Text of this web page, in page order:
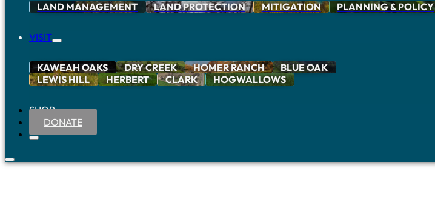
LAND MANAGEMENT LAND PROTECTION MITIGATION PLANNING & POLICY
VISIT
KAWEAH OAKS DRY CREEK HOMER RANCH
BLUE OAK
LEWIS HILL
HERBERT CLARK HOGWALLOWS
SHOP
DONATE